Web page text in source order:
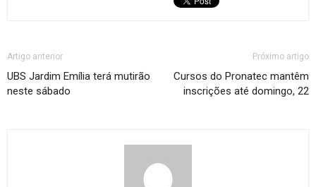
Artigo anterior
UBS Jardim Emília terá mutirão
neste sábado
Próximo artigo
Cursos do Pronatec mantêm
inscrições até domingo, 22